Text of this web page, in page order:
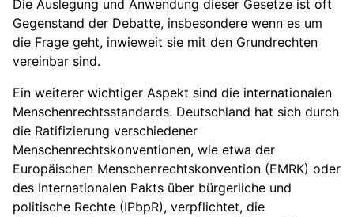
Die Auslegung und Anwendung dieser Gesetze ist oft
Gegenstand der Debatte, insbesondere wenn es um
die Frage geht, inwieweit sie mit den Grundrechten
vereinbar sind.
Ein weiterer wichtiger Aspekt sind die internationalen
Menschenrechtsstandards. Deutschland hat sich durch
die Ratifizierung verschiedener
Menschenrechtskonventionen, wie etwa der
Europäischen Menschenrechtskonvention (EMRK) oder
des Internationalen Pakts über bürgerliche und
politische Rechte (IPbpR), verpflichtet, die